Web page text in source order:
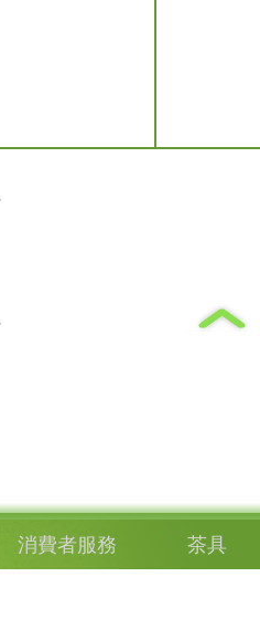
消費者服務 茶具